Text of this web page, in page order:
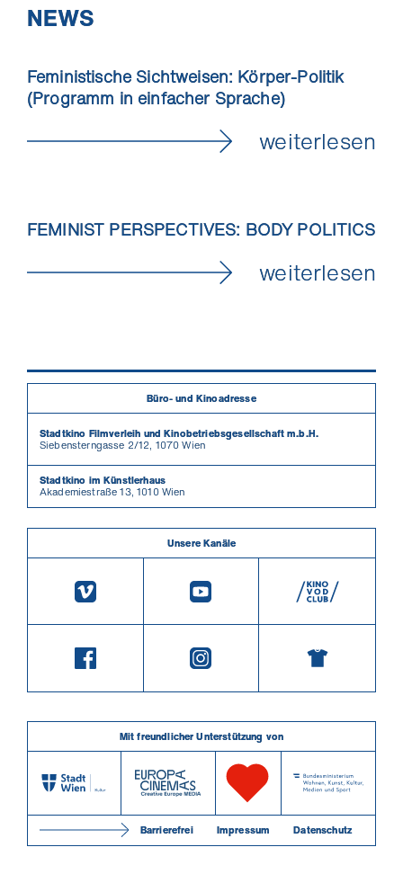
NEWS
Feministische Sichtweisen: Körper-Politik
(Programm in einfacher Sprache)
weiterlesen
FEMINIST PERSPECTIVES: BODY POLITICS
weiterlesen
Büro- und Kinoadresse
Stadtkino Filmverleih und Kinobetriebsgesellschaft m.b.H.
Siebensterngasse 2/12, 1070 Wien
Stadtkino im Künstlerhaus
Akademiestraße 13, 1010 Wien
Unsere Kanäle
Mit freundlicher Unterstützung von
Barrierefrei Impressum Datenschutz